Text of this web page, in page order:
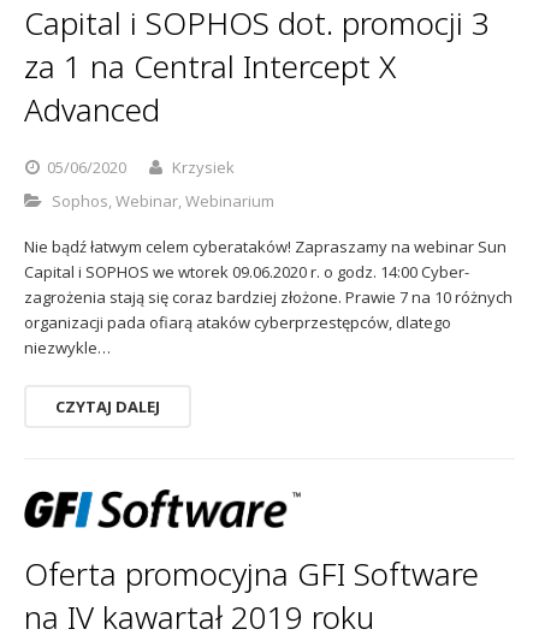
Capital i SOPHOS dot. promocji 3
za 1 na Central Intercept X
Advanced
05/06/2020
Krzysiek
Sophos,Webinar,Webinarium
Nie bądź łatwym celem cyberataków! Zapraszamy na webinar Sun
Capital i SOPHOS we wtorek 09.06.2020 r. o godz. 14:00 Cyber-
zagrożenia stają się coraz bardziej złożone. Prawie 7 na 10 różnych
organizacji pada ofiarą ataków cyberprzestępców, dlatego
niezwykle…
CZYTAJ DALEJ
Oferta promocyjna GFI Software
na IV kawartał 2019 roku